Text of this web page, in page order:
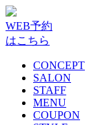
WEB予約
はこちら
CONCEPT
SALON
STAFF
MENU
COUPON